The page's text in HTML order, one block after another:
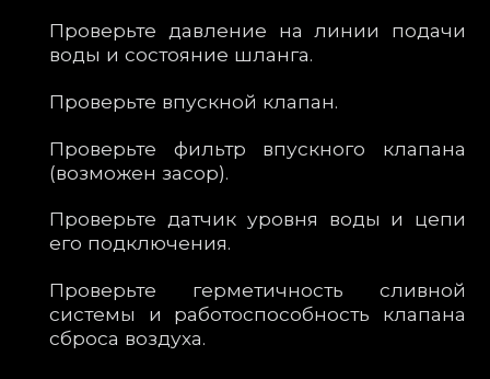
Проверьте давление на линии подачи
воды и состояние шланга.
Проверьте впускной клапан.
Проверьте фильтр впускного клапана
(возможен засор).
Проверьте датчик уровня воды и цепи
его подключения.
Проверьте герметичность сливной
системы и работоспособность клапана
сброса воздуха.